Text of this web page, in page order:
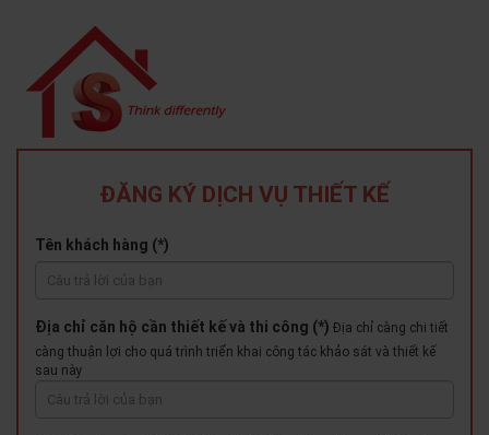
ĐĂNG KÝ DỊCH VỤ THIẾT KẾ
Tên khách hàng (*)
Địa chỉ căn hộ cần thiết kế và thi công (*) Địa chỉ càng chi tiết
càng thuận lợi cho quá trình triển khai công tác khảo sát và thiết kế
sau này